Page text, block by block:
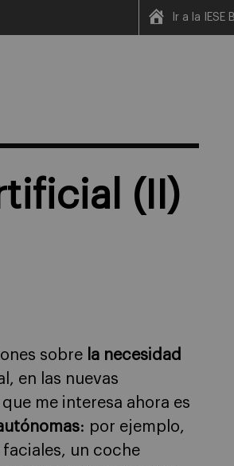
Ir a la
(II)
sobre la necesidad
en las nuevas
me interesa ahora es
: por ejemplo,
un coche